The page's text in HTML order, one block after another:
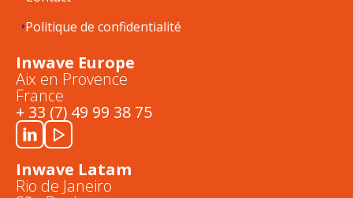
Politique de confidentialité
Inwave Europe
Aix en Provence
France
+ 33 (7) 49 99 38 75
Inwave Latam
Rio de Janeiro